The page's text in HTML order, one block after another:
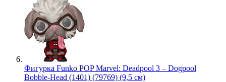
Фигурка Funko POP Marvel: Deadpool 3 – Dogpool
Bobble-Head (1401) (79769) (9,5 см)